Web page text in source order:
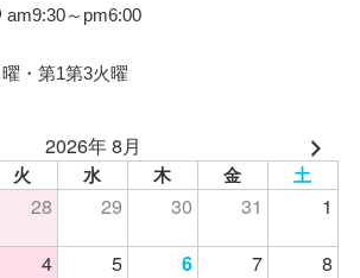
am9:30～pm6:00
曜・第1第3火曜
2026年 8月
火 水 木 金 土
28 29 30 31
1
4 5 6 7
8